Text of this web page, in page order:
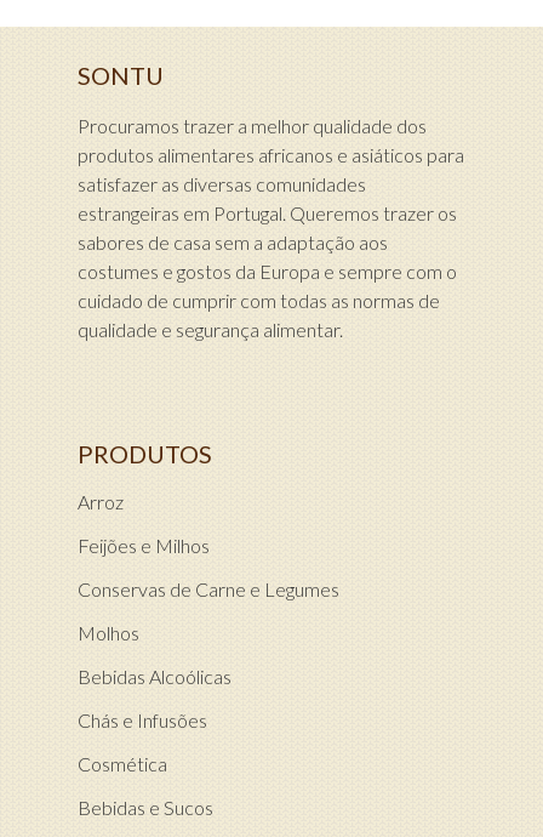
SONTU
Procuramos trazer a melhor qualidade dos
produtos alimentares africanos e asiáticos para
satisfazer as diversas comunidades
estrangeiras em Portugal. Queremos trazer os
sabores de casa sem a adaptação aos
costumes e gostos da Europa e sempre com o
cuidado de cumprir com todas as normas de
qualidade e segurança alimentar.
PRODUTOS
Arroz
Feijões e Milhos
Conservas de Carne e Legumes
Molhos
Bebidas Alcoólicas
Chás e Infusões
Cosmética
Bebidas e Sucos